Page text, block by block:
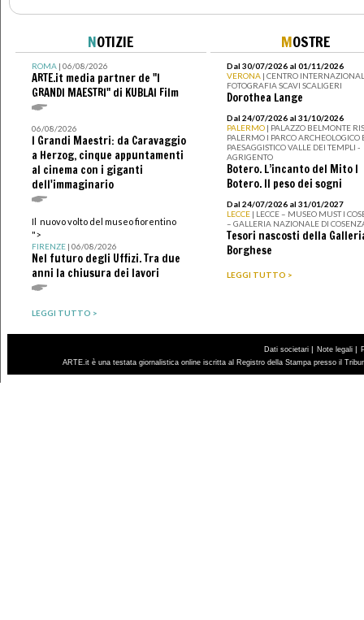
NOTIZIE
ROMA| 06/08/2026
ARTE.it media partner de "I
GRANDI MAESTRI" di KUBLAI Film
06/08/2026
I Grandi Maestri: da Caravaggio
a Herzog, cinque appuntamenti
al cinema con i giganti
dell'immaginario
Il nuovo volto del museo fiorentino
">
FIRENZE| 06/08/2026
Nel futuro degli Uffizi. Tra due
anni la chiusura dei lavori
LEGGI TUTTO >
MOSTRE
Dal 30/07/2026 al 01/11/2026
VERONA | CENTRO
FOTOGRAFIA SCAVI SCALIGERI
Dorothea Lange
Dal 24/07/2026 al 31/10/2026
PALERMO | PALAZZO BELMONTE
PALERMO I PARCO ARCHEOLOGICO
PAESAGGISTICO VALLE DEI TEMPLI -
AGRIGENTO
Botero. L’incanto del Mito I
Botero. Il peso dei sogni
Dal 24/07/2026 al 31/01/2027
LECCE | LECCE – MUSEO MUST I
– GALLERIA NAZIONALE DI
Tesori nascosti della
Borghese
LEGGI TUTTO >
Dati societari | Note legali |
ARTE.it è una testata giornalistica online iscritta al Registro della Stampa presso il